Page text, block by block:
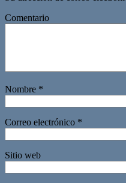
Comentario
Nombre *
Correo electrónico *
Sitio web